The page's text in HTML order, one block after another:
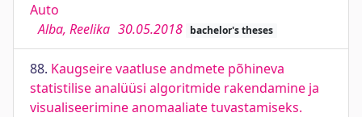
Auto
Alba, Reelika 30.05.2018 bachelor's theses
88. Kaugseire vaatluse andmete põhineva
statistilise analüüsi algoritmide rakendamine ja
visualiseerimine anomaaliate tuvastamiseks.